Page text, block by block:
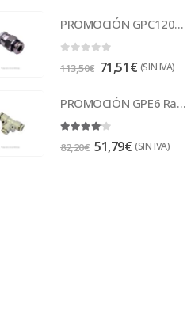
PROMOCIÓN GPC1201 Racor
113,50€ 71,51€ (SIN IVA)
PROMOCIÓN GPE6 Racor
82,20€ 51,79€ (SIN IVA)